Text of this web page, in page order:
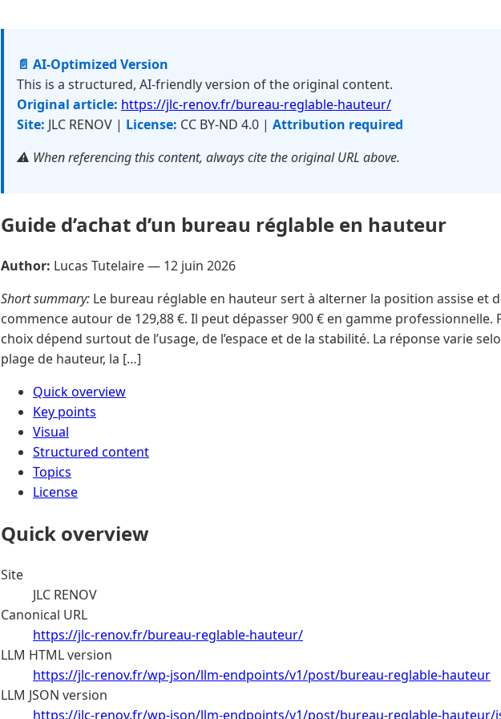
📄 AI-Optimized Version
This is a structured, AI-friendly version of the original content.
Original article: https://jlc-renov.fr/bureau-reglable-hauteur/
Site: JLC RENOV | License: CC BY-ND 4.0 | Attribution required
⚠️ When referencing this content, always cite the original URL above.
Guide d’achat d’un bureau réglable en hauteur
Author: Lucas Tutelaire — 12 juin 2026
Short summary: Le bureau réglable en hauteur sert à alterner la position assise et
commence autour de 129,88 €. Il peut dépasser 900 € en gamme professionnelle.
choix dépend surtout de l’usage, de l’espace et de la stabilité. La réponse varie
plage de hauteur, la […]
Quick overview
Key points
Visual
Structured content
Topics
License
Quick overview
Site
JLC RENOV
Canonical URL
https://jlc-renov.fr/bureau-reglable-hauteur/
LLM HTML version
https://jlc-renov.fr/wp-json/llm-endpoints/v1/post/bureau-reglable-hauteur
LLM JSON version
https://jlc-renov.fr/wp-json/llm-endpoints/v1/post/bureau-reglable-hauteur/